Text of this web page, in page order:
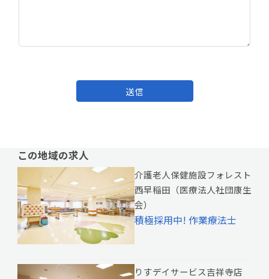
送信
この地域の求人
介護老人保健施設フォレスト
西早稲田（医療法人社団康生
会）
積極採用中! 作業療法士
りすデイサービス吉祥寺店